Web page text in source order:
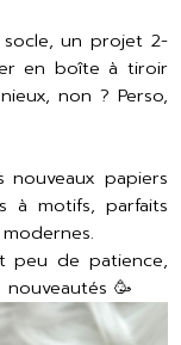
un projet 2-
en boîte à tiroir
non ? Perso,
nouveaux papiers
à motifs, parfaits
peu de patience,
🥳